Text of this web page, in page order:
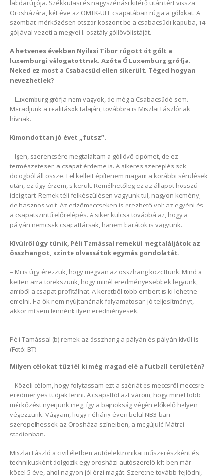
labdarúgója. Székkutasi és nagyszénási kitérő után tért vissza
Orosházára, két éve az OMTK-ULE csapatában rúgja a gólokat. A
szombati mérkőzésen ötször köszönt be a csabacsűdi kapuba, 14
góljával vezeti a megyei I. osztály góllövőlistáját.
A hetvenes években Nyilasi Tibor rúgott öt gólt a
luxemburgi válogatottnak. Azóta Ő Luxemburg grófja.
Neked ez most a Csabacsűd ellen sikerült. Téged hogyan
nevezhetlek?
– Luxemburg grófja nem vagyok, de még a Csabacsűdé sem.
Maradjunk a realitások talaján, továbbra is Miszlai Lászlónak
hívnak.
Kimondottan jó évet „futsz”.
– Igen, szerencsére megtaláltam a góllövő cipőmet, de ez
természetesen a csapat érdeme is. A sikeres szereplés sok
dologból áll össze. Fel kellett építenem magam a korábbi sérülések
után, ez úgy érzem, sikerült. Remélhetőleg ez az állapot hosszú
ideig tart. Remek téli felkészülésen vagyunk túl, nagyon kemény,
de hasznos volt. Az edzőmeccseken is érezhető volt az egyéni és
a csapatszintű előrelépés. A siker kulcsa továbbá az, hogy a
pályán nemcsak csapattársak, hanem barátok is vagyunk.
Kívülről úgy tűnik, Péli Tamással remekül megtaláljátok az
összhangot, szinte olvassátok egymás gondolatát.
– Mi is úgy érezzük, hogy megvan az összhang közöttünk. Mind a
ketten arra törekszünk, hogy minél eredményesebbek legyünk,
amiből a csapat profitálhat. A keretből több embert is ki lehetne
emelni. Ha ők nem nyújtanának folyamatosan jó teljesítményt,
akkor mi sem lennénk ilyen eredményesek.
Péli Tamással (b) remek az összhang a pályán és pályán kívül is
(Fotó: BT)
Milyen célokat tűztél ki még magad elé a futball területén?
– Közeli célom, hogy folytassam ezt a szériát és meccsről meccsre
eredményes tudjak lenni. A csapattól azt várom, hogy minél több
mérkőzést nyerjünk meg, így a bajnokság végén előkelő helyen
végezzünk. Vágyam, hogy néhány éven belül NB3-ban
szerepelhessek az Orosháza színeiben, a megújuló Mátrai-
stadionban.
Miszlai László a civil életben autóelektronikai műszerészként és
technikusként dolgozik egy orosházi autószerelő kft-ben már
közel 5 éve, ahol nagyon jól érzi magát. Szeretne tovább fejlődni,